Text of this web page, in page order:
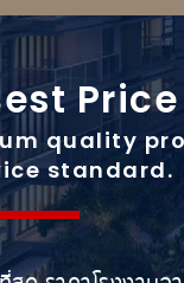
quality
standard.